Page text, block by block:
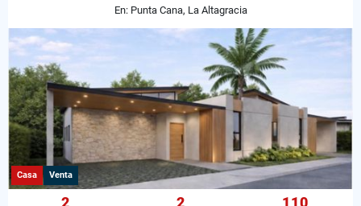
En: Punta Cana, La Altagracia
Casa Venta
2 2 110